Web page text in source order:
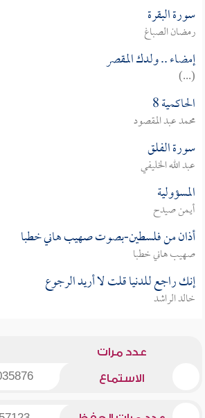
سورة البقرة
رمضان الصباغ
إمضاء .. ولدك المقصر
(...)
الحاكمية 8
محمد عبد المقصود
سورة الفلق
عبد الله الخليفي
المسؤولية
أيمن صيدح
أذان من فلسطين-بصوت صهيب هاني خطبا
صهيب هاني خطبا
إنك راجع للدنيا قلت لا أريد الرجوع
خالد الراشد
عدد مرات
الاستماع